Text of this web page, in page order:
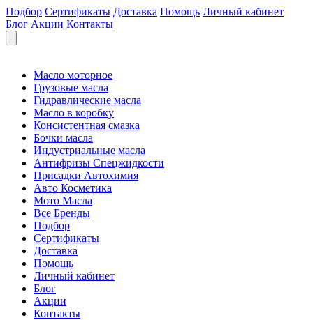
Подбор Сертификаты Доставка Помощь Личный кабинет
Блог Акции Контакты
Масло моторное
Грузовые масла
Гидравлические масла
Масло в коробку
Консистентная смазка
Бочки масла
Индустриальные масла
Антифризы Спецжидкости
Присадки Автохимия
Авто Косметика
Мото Масла
Все Бренды
Подбор
Сертификаты
Доставка
Помощь
Личный кабинет
Блог
Акции
Контакты